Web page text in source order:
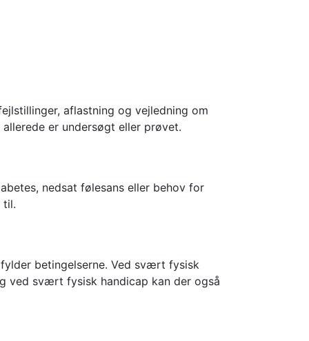
aflastning og vejledning om
er undersøgt eller prøvet.
nedsat følesans eller behov for
til.
betingelserne. Ved svært fysisk
ved svært fysisk handicap kan der også